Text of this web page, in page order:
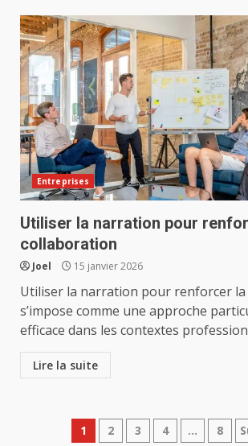
Entreprises
Utiliser la narration pour
collaboration
Joel 15 janvier 2026
Utiliser la narration pour renforcer
s’impose comme une approche
efficace dans les contextes
Lire la suite
Pagination
1 2 3 4 … 8